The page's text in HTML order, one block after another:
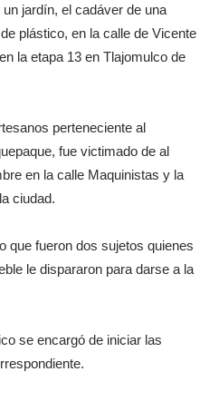
jardín, el cadáver de una
plástico, en la calle de Vicente
la etapa 13 en Tlajomulco de
perteneciente al
fue victimado de al
en la calle Maquinistas y la
ciudad.
que fueron dos sujetos quienes
le dispararon para darse a la
se encargó de iniciar las